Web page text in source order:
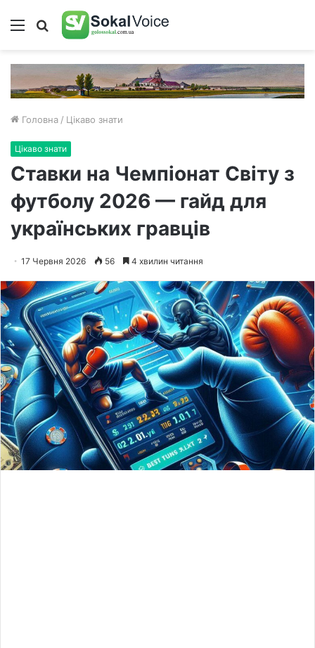
Меню Пошук
Головна / Цікаво знати
Цікаво знати
Ставки на Чемпіонат Світу з
футболу 2026 — гайд для
українських гравців
17 Червня 2026 56 4 хвилин читання